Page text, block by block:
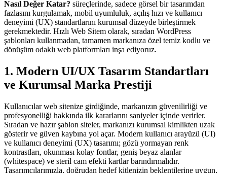
Nasıl Değer Katar? süreçlerinde, sadece görsel bir tasarımdan
fazlasını kurgulamak, mobil uyumluluk, açılış hızı ve kullanıcı
deneyimi (UX) standartlarını kurumsal düzeyde birleştirmek
gerekmektedir. Hızlı Web Sitem olarak, sıradan WordPress
şablonları kullanmadan, tamamen markanıza özel temiz kodlu ve
dönüşüm odaklı web platformları inşa ediyoruz.
1. Modern UI/UX Tasarım Standartları
ve Kurumsal Marka Prestiji
Kullanıcılar web sitenize girdiğinde, markanızın güvenilirliği ve
profesyonelliği hakkında ilk kararlarını saniyeler içinde verirler.
Sıradan ve hazır şablon siteler, markanızı kurumsal kimlikten uzak
gösterir ve güven kaybına yol açar. Modern kullanıcı arayüzü (UI)
ve kullanıcı deneyimi (UX) tasarımı; gözü yormayan renk
kontrastları, okunması kolay fontlar, geniş beyaz alanlar
(whitespace) ve steril cam efekti kartlar barındırmalıdır.
Tasarımcılarımızla, doğrudan hedef kitlenizin beklentilerine uygun,